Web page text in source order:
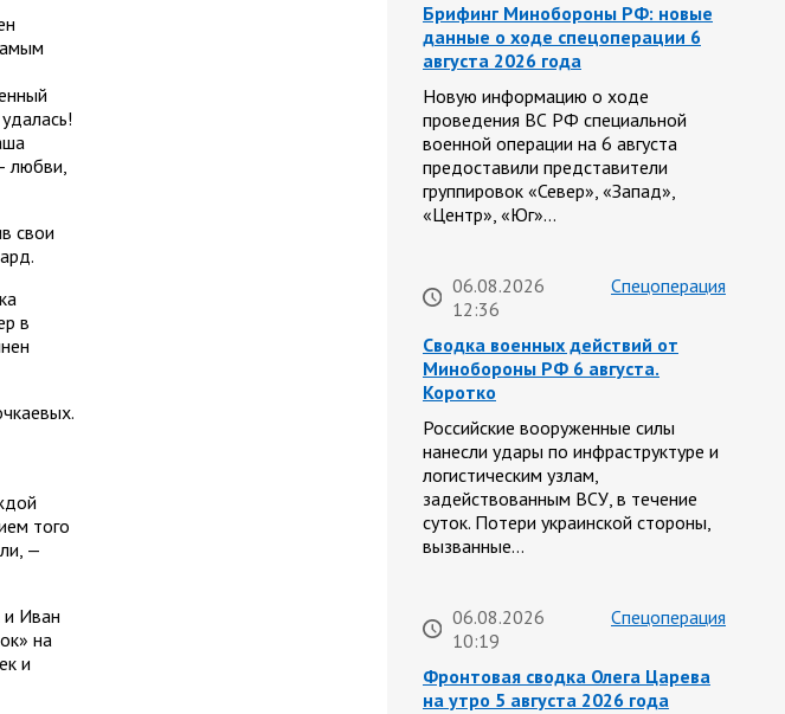
любви,
свои
в
того
—
и Иван
на
и
Брифинг Минобороны РФ: новые
данные о ходе спецоперации 6
августа 2026 года
Новую информацию о ходе
проведения ВС РФ специальной
военной операции на 6 августа
предоставили представители
группировок «Север», «Запад»,
«Центр», «Юг»…
06.08.2026
12:36
Спецоперация
Сводка военных действий от
Минобороны РФ 6 августа.
Коротко
Российские вооруженные силы
нанесли удары по инфраструктуре и
логистическим узлам,
задействованным ВСУ, в течение
суток. Потери украинской стороны,
вызванные…
06.08.2026
10:19
Спецоперация
Фронтовая сводка Олега Царева
на утро 5 августа 2026 года